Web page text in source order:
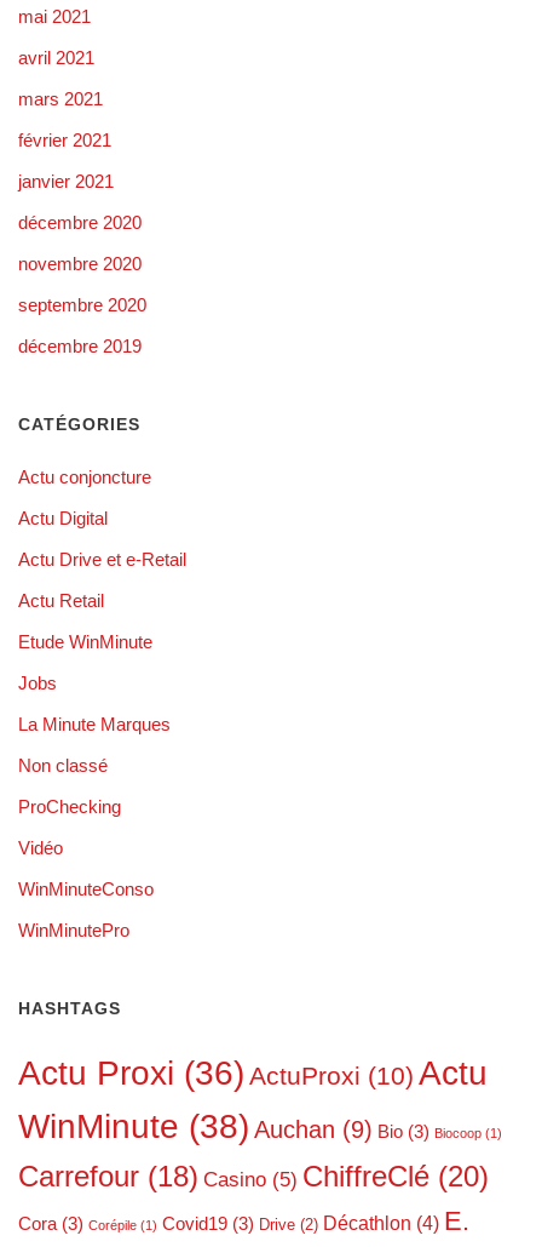
mai 2021
avril 2021
mars 2021
février 2021
janvier 2021
décembre 2020
novembre 2020
septembre 2020
décembre 2019
CATÉGORIES
Actu conjoncture
Actu Digital
Actu Drive et e-Retail
Actu Retail
Etude WinMinute
Jobs
La Minute Marques
Non classé
ProChecking
Vidéo
WinMinuteConso
WinMinutePro
HASHTAGS
Actu Proxi (36) ActuProxi (10) Actu
WinMinute (38) Auchan (9) Bio (3) Biocoop (1)
Carrefour (18) Casino (5) ChiffreClé (20)
Cora (3) Corépile (1) Covid19 (3) Drive (2) Décathlon (4) E.